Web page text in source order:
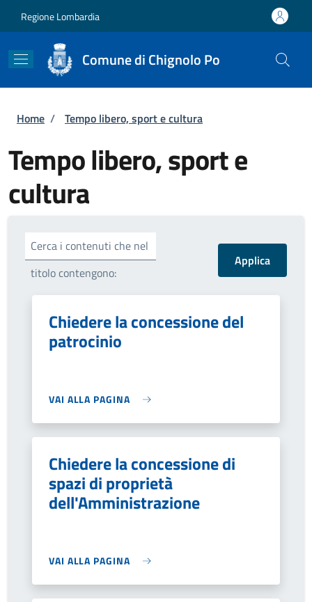
Regione Lombardia
Comune di Chignolo Po
Briciole di pane
Home / Tempo libero, sport e cultura
Tempo libero, sport e
cultura
Cerca i contenuti che nel
titolo contengono:
Chiedere la concessione del
patrocinio
VAI ALLA PAGINA
Chiedere la concessione di
spazi di proprietà
dell'Amministrazione
VAI ALLA PAGINA